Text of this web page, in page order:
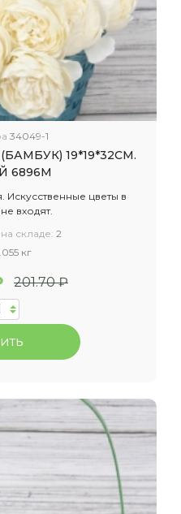
34049-1
19*19*32СМ.
6896М
цветы в
входят.
складе: 2
кг
201.70 ₽